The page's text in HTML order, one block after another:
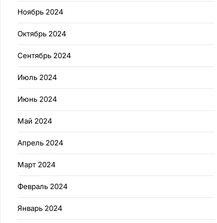
Ноябрь 2024
Октябрь 2024
Сентябрь 2024
Июль 2024
Июнь 2024
Май 2024
Апрель 2024
Март 2024
Февраль 2024
Январь 2024